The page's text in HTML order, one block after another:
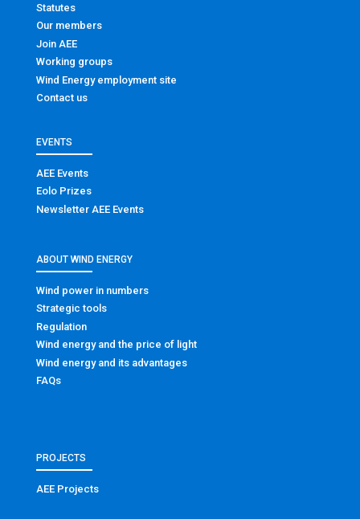
Statutes
Our members
Join AEE
Working groups
Wind Energy employment site
Contact us
EVENTS
AEE Events
Eolo Prizes
Newsletter AEE Events
ABOUT WIND ENERGY
Wind power in numbers
Strategic tools
Regulation
Wind energy and the price of light
Wind energy and its advantages
FAQs
PROJECTS
AEE Projects